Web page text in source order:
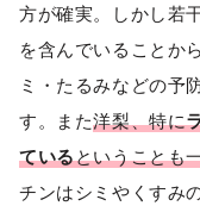
方が確実。しかし若
を含んでいることか
ミ・たるみなどの予
す。また洋梨、特に
ているということも
チンはシミやくすみ